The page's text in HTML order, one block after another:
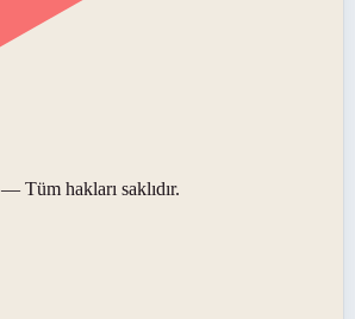
— Tüm hakları saklıdır.